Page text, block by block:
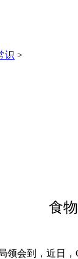
识 >
食
到，近日，